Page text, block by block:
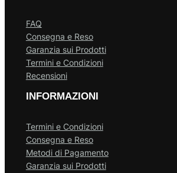
FAQ
Consegna e Reso
Garanzia sui Prodotti
Termini e Condizioni
Recensioni
INFORMAZIONI
Termini e Condizioni
Consegna e Reso
Metodi di Pagamento
Garanzia sui Prodotti